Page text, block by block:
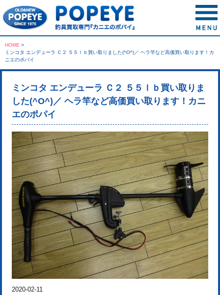
HOME >
ミンコタ エンデューラ Ｃ２ ５５ｌｂ買い取りました(^O^)／ ヘラ竿など高価買い取ります！カ
ニエのポパイ
ミンコタ エンデューラ Ｃ２ ５５ｌｂ買い取りま
した(^O^)／ ヘラ竿など高価買い取ります！カニ
エのポパイ
2020-02-11